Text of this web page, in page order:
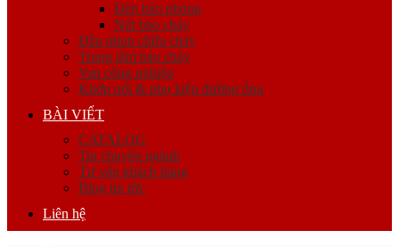
Đèn báo phòng
Nút báo cháy
Đầu phun chữa cháy
Trung tâm báo cháy
Van công nghiệp
Khớp nối & phụ kiện đường ống
BÀI VIẾT
CATALOG
Tin chuyên ngành
Tư vấn khách hàng
Blog tin tức
Liên hệ